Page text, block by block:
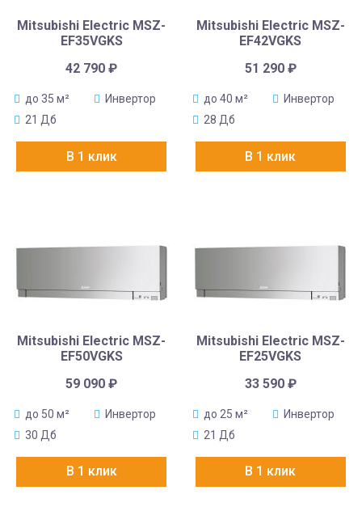
Mitsubishi Electric MSZ-
EF35VGKS
42 790₽
до 35 м²
Инвертор
21 Дб
В 1 клик
Mitsubishi Electric MSZ-
EF42VGKS
51 290 ₽
до 40 м²
Инвертор
28 Дб
В 1 клик
Mitsubishi Electric MSZ-
EF50VGKS
59 090₽
до 50 м²
Инвертор
30 Дб
В 1 клик
Mitsubishi Electric MSZ-
EF25VGKS
33 590 ₽
до 25 м²
Инвертор
21 Дб
В 1 клик